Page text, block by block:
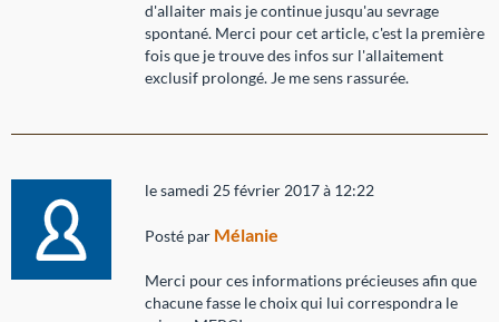
d'allaiter mais je continue jusqu'au sevrage
spontané. Merci pour cet article, c'est la première
fois que je trouve des infos sur l'allaitement
exclusif prolongé. Je me sens rassurée.
le samedi 25 février 2017 à 12:22
Posté par Mélanie
Merci pour ces informations précieuses afin que
chacune fasse le choix qui lui correspondra le